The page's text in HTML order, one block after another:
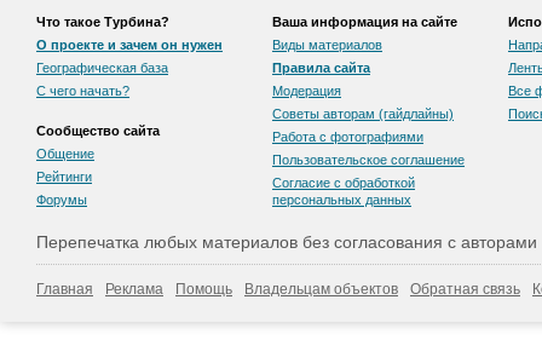
Что такое Турбина?
О проекте и зачем он нужен
Географическая база
С чего начать?
Сообщество сайта
Общение
Рейтинги
Форумы
Ваша информация на сайте
Виды материалов
Правила сайта
Модерация
Советы авторам (гайдлайны)
Работа с фотографиями
Пользовательскоe соглашение
Согласие с обработкой
персональных данных
Все
Перепечатка любых материалов без согласования с
Главная Реклама Помощь Владельцам объектов Обратная связь